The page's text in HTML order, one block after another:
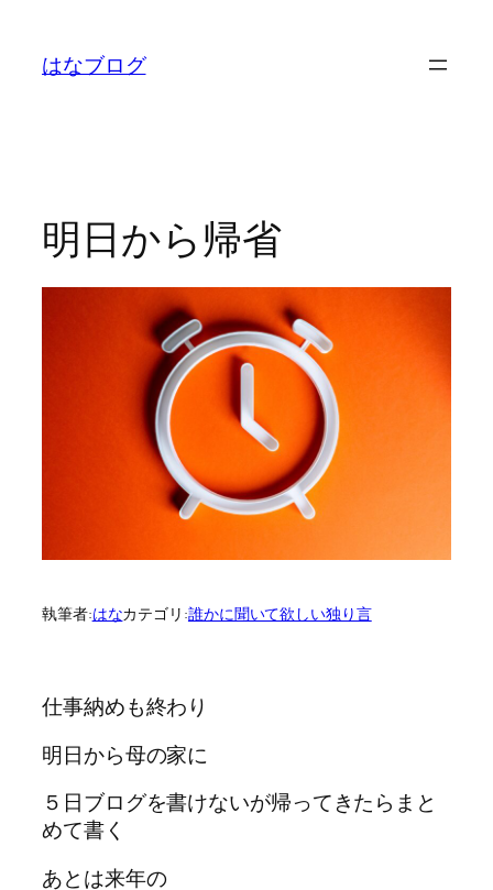
はなブログ
明日から帰省
執筆者:はなカテゴリ:誰かに聞いて欲しい独り言
仕事納めも終わり
明日から母の家に
５日ブログを書けないが帰ってきたらまと
めて書く
あとは来年の